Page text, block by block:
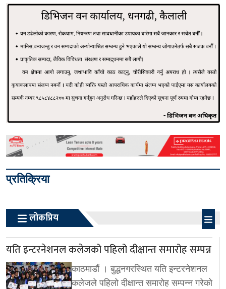
प्रतिक्रिया
लोकप्रिय
यति इन्टरनेशनल कलेजको पहिलो दीक्षान्त समारोह सम्पन्न
काठमाडौं । बुद्धनगरस्थित यति इन्टरनेशनल
कलेजले पहिलो दीक्षान्त समारोह सम्पन्न गरेको